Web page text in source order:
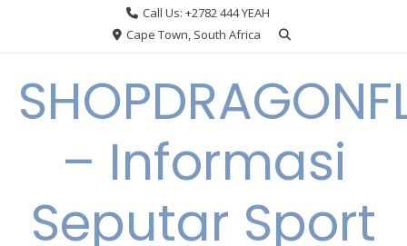
Call Us: +2782 444 YEAH
Cape Town, South Africa
– Informasi
Seputar Sport